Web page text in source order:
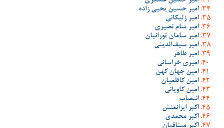
امیر حسین یحیی زاده
امیر زلیکانی
امیر سام نصیری
امیر سامان تورانیان
امیر سیف‌الدینی
امیر طاهر
امیری خراسانی
امین جهان کهن
امین کاظمیان
امین کاویانی
انتصاب
اکبر ایرانمنش
اکبر محمدی
اکبر میثاقیان